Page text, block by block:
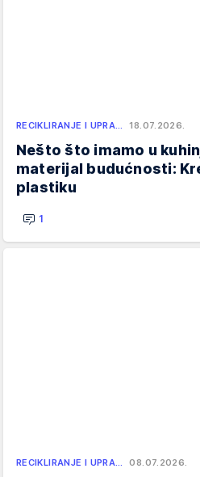
RECIKLIRANJE I UPRA… 18.07.2026.
Nešto što imamo u
materijal budućnosti:
plastiku
1
RECIKLIRANJE I UPRA… 08.07.2026.